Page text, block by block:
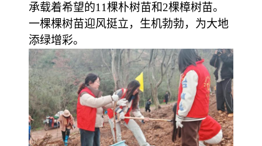
承载着希望的11棵朴树苗和2棵樟树苗。
一棵棵树苗迎风挺立，生机勃勃，为大地
添绿增彩。